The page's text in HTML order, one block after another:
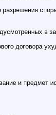
разрешения
в
договора
и предмет